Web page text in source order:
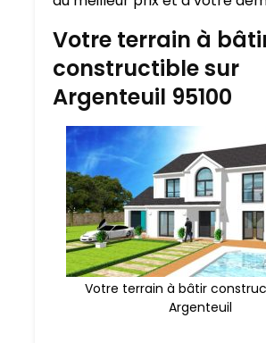
Votre terrain à
constructible sur
Argenteuil 95100
Votre terrain à bâtir
Argenteuil